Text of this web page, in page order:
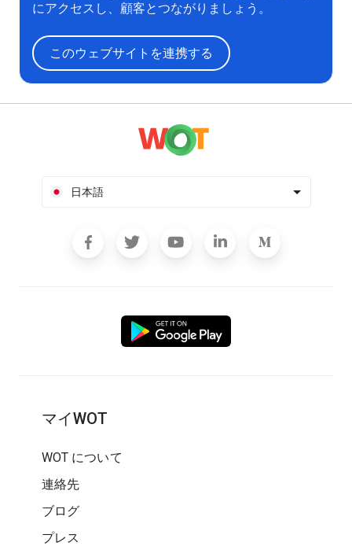
にアクセスし、顧客とつながりましょう。
このウェブサイトを連携する
日本語
マイWOT
WOT について
連絡先
ブログ
プレス